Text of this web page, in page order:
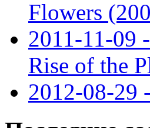
Flowers
2011-11-09
Rise of the
2012-08-29